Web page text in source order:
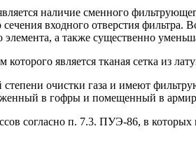
наличие сменного
входного отверстия фильтра.
а также существенно
является тканая сетка из
степени очистки газа и имеют
в гофры и помещенный в
согласно п. 7.3. ПУЭ-86, в которых